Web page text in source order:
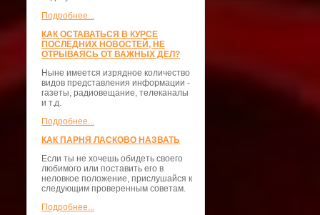
Подробнее...
КАК ОСТАВАТЬСЯ В КУРСЕ
ПОСЛЕДНИХ НОВОСТЕЙ, НЕ
ОТРЫВАЯСЬ ОТ ВАЖНЫХ ДЕЛ?
Ныне имеется изрядное количество
видов представления информации -
газеты, радиовещание, телеканалы
и т.д.
Подробнее...
КАК ПАРНЯ ЛАСКОВО НАЗВАТЬ
Если ты не хочешь обидеть своего
любимого или поставить его в
неловкое положение, прислушайся к
следующим проверенным советам.
Подробнее...